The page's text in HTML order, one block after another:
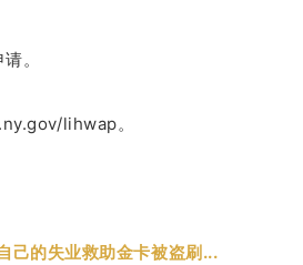
。
lihwap。
己的失业救助金卡被盗刷...